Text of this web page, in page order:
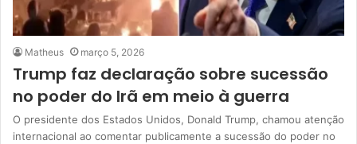
Matheus março 5, 2026
Trump faz declaração sobre sucessão
no poder do Irã em meio à guerra
O presidente dos Estados Unidos, Donald Trump, chamou atenção
internacional ao comentar publicamente a sucessão do poder no